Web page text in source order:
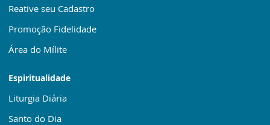
Reative seu Cadastro
Promoção Fidelidade
Área do Mílite
Espiritualidade
Liturgia Diária
Santo do Dia